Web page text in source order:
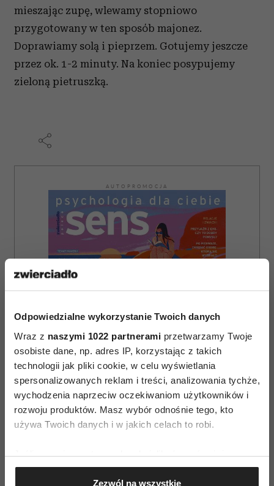
Odpowiedzialne wykorzystanie Twoich danych
Wraz z naszymi 1022 partnerami przetwarzamy Twoje
osobiste dane, np. adres IP, korzystając z takich
technologii jak pliki cookie, w celu wyświetlania
spersonalizowanych reklam i treści, analizowania tychże,
wychodzenia naprzeciw oczekiwaniom użytkowników i
rozwoju produktów. Masz wybór odnośnie tego, kto
używa Twoich danych i w jakich celach to robi.
Jeśli wyrazisz na to zgodę, chcielibyśmy również:
Gromadzić dane dotyczące Twojej lokalizacji
Zezwól na wszystkie
mieszając zupę, wlewamy stopniowo
przygotowany w ten sposób majonez.
Doprawiamy solą i pieprzem. Gotujemy jeszcze
przez ok. 1-2 minuty. Na koniec posypujemy
zieloną pietruszką.
AUTOPROMOCJA
ZAMÓW
E-WYDANIE